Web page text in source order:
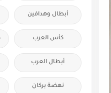
أبطال وهدافين
كأس العرب
أبطال العرب
نهضة بركان